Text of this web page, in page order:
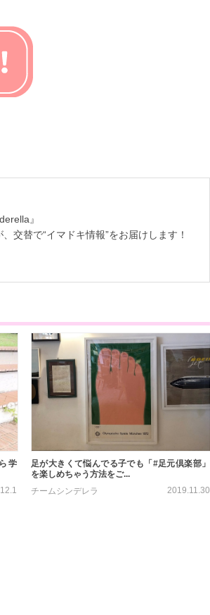
』
交替で“イマドキ情報”をお届けします！
学
足が大きくて悩んでる子でも「#足元倶楽部」
を楽しめちゃう方法をご...
チームシンデレラ
2019.11.30